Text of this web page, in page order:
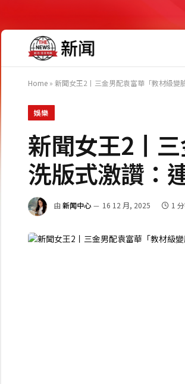
Home » 新聞女王2丨三金男配袁富華「教材級變
娛樂
新聞女王2丨
洗版式激讚：
由 新闻中心 16 12 月, 2025 1